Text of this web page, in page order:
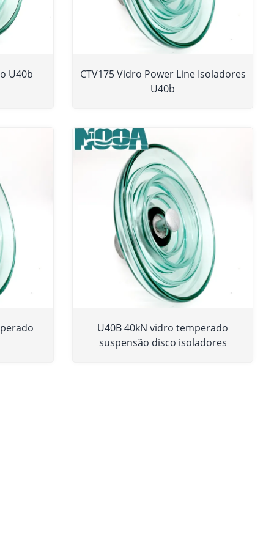
U40b
CTV175 Vidro Power Line Isoladores
U40b
U40B 40kN vidro temperado
suspensão disco isoladores